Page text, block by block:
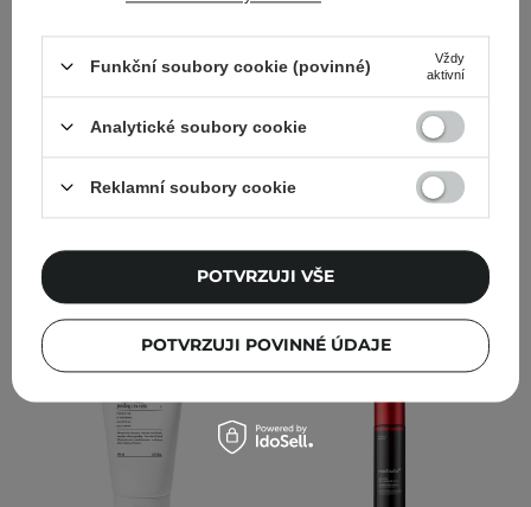
na tělo - Rosemary Herb -
plu - Body Scrub - Peeling
na tělo - Pink Floral - 200
319,00 Kč
PŘIDAT DO KOŠÍKU
Funkční soubory cookie (povinné)
Vždy
aktivní
Analytické soubory cookie
Reklamní soubory cookie
POTVRZUJI POVINNÉ ÚDAJE
POTVRZUJI VŠE